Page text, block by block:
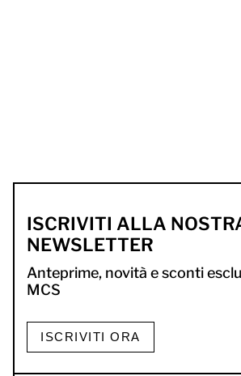
ISCRIVITI ALLA
NEWSLETTER
Anteprime, novità e sconti
MCS
ISCRIVITI ORA